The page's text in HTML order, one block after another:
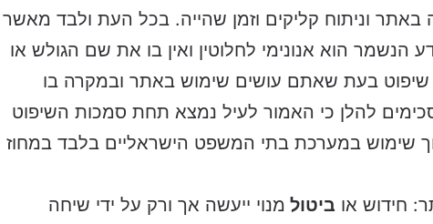
באתר וניתוח קליקים וזמן שהייה. בכל העת ולבד מאשר
הנשמר הוא אנונימי לחלוטין ואין בו את שם הגולש או
מזהה אחר. .10 איזור שיפוט בעת שאתם עושים שימוש באתר ובמקרה בו
להלן כי האמור לעיל נמצא תחת סמכות השיפוט
שימוש במערכת בתי המשפט הישראליים בלבד במחוז
חידוש או ביטול מנוי ייעשה אך ורק על ידי שיחה